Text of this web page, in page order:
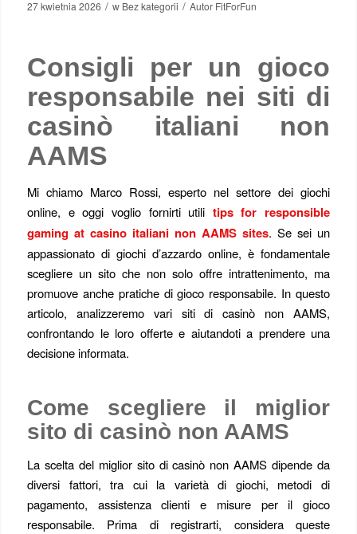
27 kwietnia 2026 / w Bez kategorii / Autor FitForFun
Consigli per un gioco
responsabile nei siti di
casinò italiani non
AAMS
Mi chiamo Marco Rossi, esperto nel settore dei giochi
online, e oggi voglio fornirti utili tips for responsible
gaming at casino italiani non AAMS sites. Se sei un
appassionato di giochi d’azzardo online, è fondamentale
scegliere un sito che non solo offre intrattenimento, ma
promuove anche pratiche di gioco responsabile. In questo
articolo, analizzeremo vari siti di casinò non AAMS,
confrontando le loro offerte e aiutandoti a prendere una
decisione informata.
Come scegliere il miglior
sito di casinò non AAMS
La scelta del miglior sito di casinò non AAMS dipende da
diversi fattori, tra cui la varietà di giochi, metodi di
pagamento, assistenza clienti e misure per il gioco
responsabile. Prima di registrarti, considera queste